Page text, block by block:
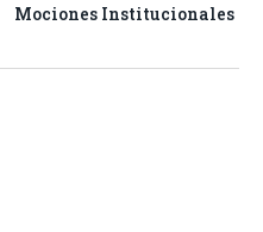
Mociones Institucionales